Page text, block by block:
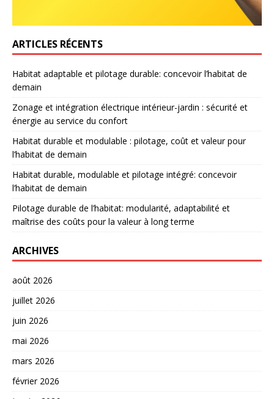
ARTICLES RÉCENTS
Habitat adaptable et pilotage durable: concevoir l’habitat de
demain
Zonage et intégration électrique intérieur-jardin : sécurité et
énergie au service du confort
Habitat durable et modulable : pilotage, coût et valeur pour
l’habitat de demain
Habitat durable, modulable et pilotage intégré: concevoir
l’habitat de demain
Pilotage durable de l’habitat: modularité, adaptabilité et
maîtrise des coûts pour la valeur à long terme
ARCHIVES
août 2026
juillet 2026
juin 2026
mai 2026
mars 2026
février 2026